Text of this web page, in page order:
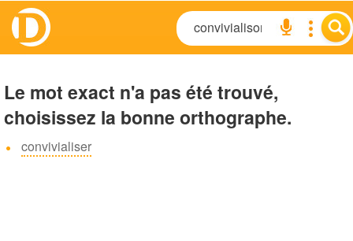
Le mot exact n'a pas été trouvé,
choisissez la bonne orthographe.
convivialiser